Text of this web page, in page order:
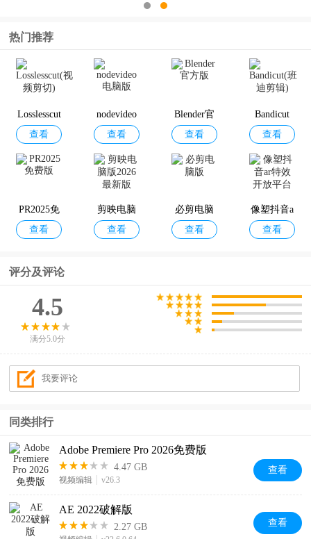
热门推荐
Losslesscut
(视频剪切)
查看
nodevideo
电脑版
查看
Blender官
方版
查看
Bandicut
(班迪剪辑)
查看
PR2025免
费版
查看
剪映电脑
版2026最
查看
必剪电脑
版
查看
像塑抖音a
r特效开放
查看
评分及评论
4.5
满分5.0分
同类排行
Adobe Premiere Pro 2026免费版
4.47 GB
视频编辑 v26.3
查看
AE 2022破解版
2.27 GB 查看